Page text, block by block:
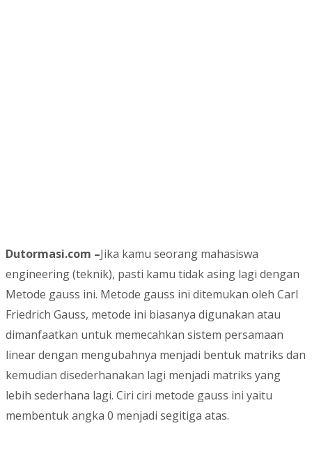
Dutormasi.com –Jika kamu seorang mahasiswa
engineering (teknik), pasti kamu tidak asing lagi dengan
Metode gauss ini. Metode gauss ini ditemukan oleh Carl
Friedrich Gauss, metode ini biasanya digunakan atau
dimanfaatkan untuk memecahkan sistem persamaan
linear dengan mengubahnya menjadi bentuk matriks dan
kemudian disederhanakan lagi menjadi matriks yang
lebih sederhana lagi. Ciri ciri metode gauss ini yaitu
membentuk angka 0 menjadi segitiga atas.